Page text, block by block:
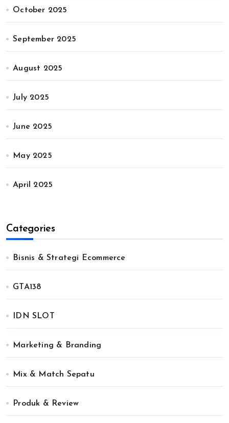
October 2025
September 2025
August 2025
July 2025
June 2025
May 2025
April 2025
Categories
Bisnis & Strategi Ecommerce
GTA138
IDN SLOT
Marketing & Branding
Mix & Match Sepatu
Produk & Review